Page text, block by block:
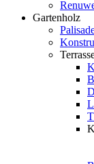
Gartenholz